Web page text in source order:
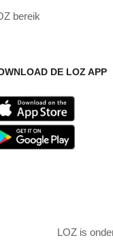
bereik
DE LOZ APP
LOZ is